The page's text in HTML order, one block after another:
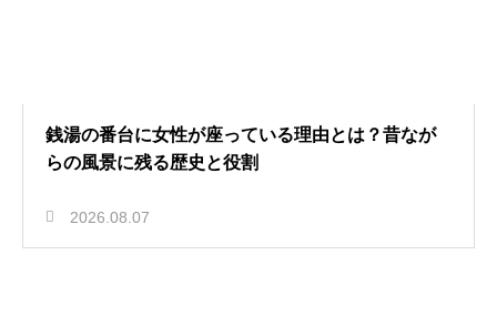
銭湯の番台に女性が座っている理由とは？昔なが
らの風景に残る歴史と役割
2026.08.07